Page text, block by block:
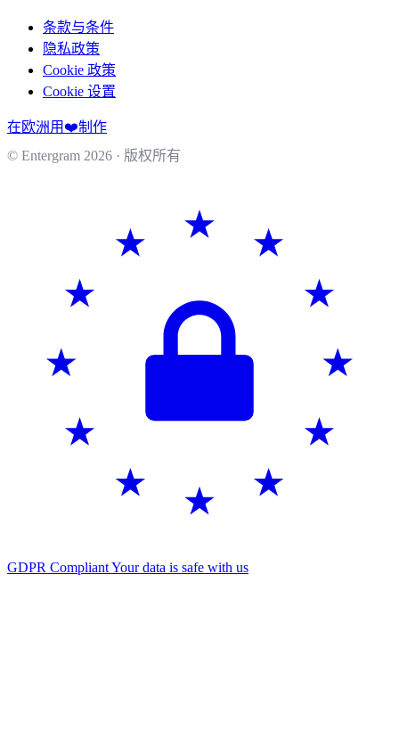
条款与条件
隐私政策
Cookie 政策
Cookie 设置
在欧洲用❤️制作
© Entergram 2026 · 版权所有
GDPR CompliantYour data is safe with us